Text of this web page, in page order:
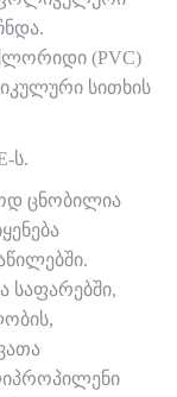
(PVC)
სითხის
ს.
ცნობილია
საფარებში,